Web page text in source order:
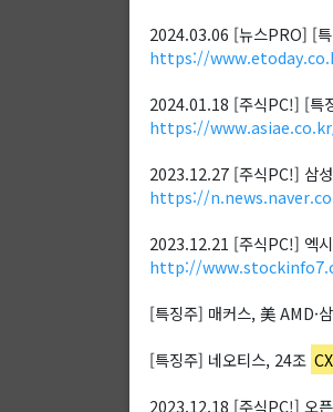
2024.03.06 [뉴스PRO] [
https://
2024.01.18 [주식PC!] [특
https://
2023.12.27 [주식PC!] 삼
https://
2023.12.21 [주식PC!] 엑
http://
[특징주] 매커스, 美 AMD·
[특징주] 네오티스, 24조
2023.12.18 [주식PC!] 오